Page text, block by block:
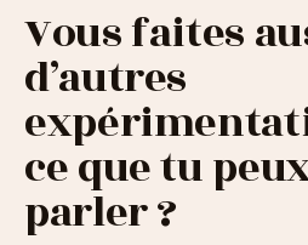
Vous faites
d’autres
ce que tu
parler ?